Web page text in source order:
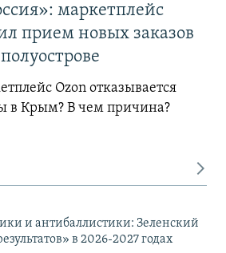
маркетплейс
прием новых заказов
Ozon отказывается
в Крым? В чем причина?
и антибаллистики: Зеленский
в 2026-2027 годах